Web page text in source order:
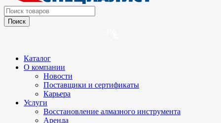
Каталог
О компании
Новости
Поставщики и сертификаты
Карьера
Услуги
Восстановление алмазного инструмента
Аренда